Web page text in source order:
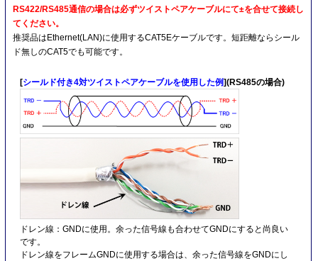
RS422/RS485通信の場合は必ずツイストペアケーブルにて±を合せて接続し
てください。
推奨品はEthernet(LAN)に使用するCAT5Eケーブルです。短距離ならシール
ド無しのCAT5でも可能です。
[シールド付き4対ツイストペアケーブルを使用した例](RS485の場合)
ドレン線：GNDに使用。余った信号線も合わせてGNDにすると尚良い
です。
ドレン線をフレームGNDに使用する場合は、余った信号線をGNDにし